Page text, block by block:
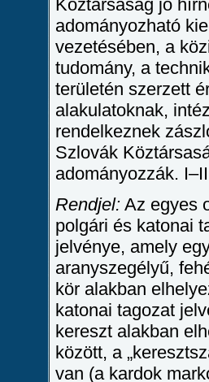
Köztársaság jó
adományozható
vezetésében, a
tudomány, a
területén szerzett
alakulatoknak,
rendelkeznek
Szlovák
adományozzák.
Rendjel: Az egyes
polgári és katonai
jelvénye, amely
aranyszegélyű,
kör alakban
katonai tagozat
kereszt alakban
között, a
van (a kardok